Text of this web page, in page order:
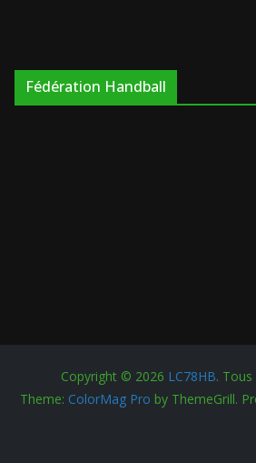
Fédération Handball
Copyright © 2026 LC78HB.
Theme: ColorMag Pro by ThemeGrill.